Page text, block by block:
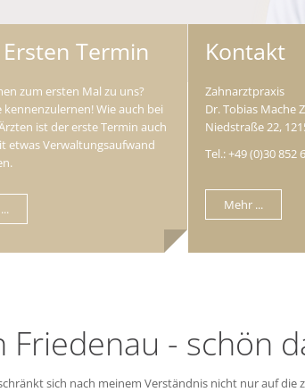
Termin
zum ersten Mal zu uns?
kennenzulernen! Wie auch bei
ist der erste Termin auch
etwas Verwaltungsaufwand
Kontakt
Zahnarztpraxis
Dr. Tobias Mache
Niedstraße 22,
Tel.: +49 (0)30 852
Mehr ...
- schön
sich nach meinem Verständnis nicht nur auf